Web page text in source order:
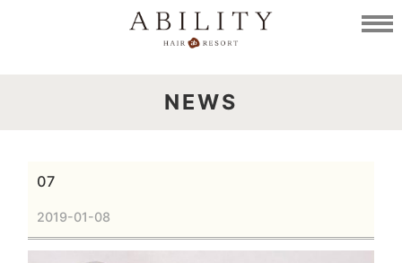
NEWS
07
2019-01-08